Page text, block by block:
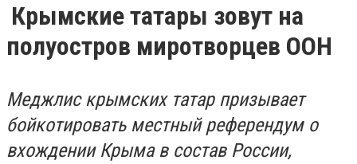
Крымские татары зовут на
полуостров миротворцев ООН
Меджлис крымских татар призывает
бойкотировать местный референдум о
вхождении Крыма в состав России,